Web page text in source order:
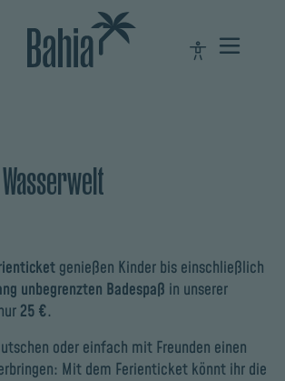
genießen Kinder bis einschließlich
unbegrenzten Badespaß in unserer
25 €.
oder einfach mit Freunden einen
Mit dem Ferienticket könnt ihr die